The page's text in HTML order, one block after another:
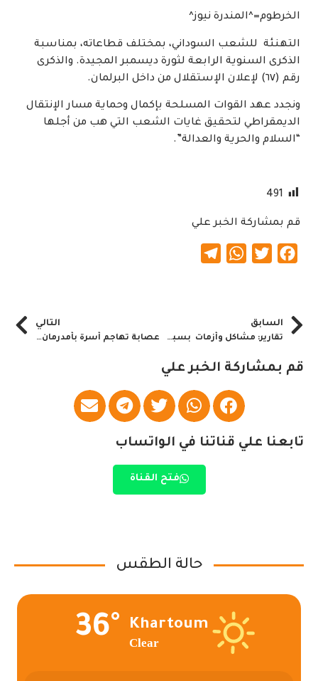
الخرطوم=^المندرة نيوز^
التهنئة للشعب السوداني، بمختلف قطاعاته، بمناسبة
الذكرى السنوية الرابعة لثورة ديسمبر المجيدة. والذكرى
رقم (٦٧) لإعلان الإستقلال من داخل البرلمان.
ونجدد عهد القوات المسلحة بإكمال وحماية مسار الإنتقال
الديمقراطي لتحقيق غايات الشعب التي هب من أجلها
“السلام والحرية والعدالة”.
491
قم بمشاركة الخبر علي
Facebook
Twitter
WhatsApp
السابق
تقارير: مشاكل وأزمات بسبب الانتهاكات في السودان
التالي
عصابة تهاجم أسرة بأمدرمان وتروع السكان
قم بمشاركة الخبر علي
تابعنا علي قناتنا في الواتساب
فتح القناة
حالة الطقس
Khartoum
Clear
36°